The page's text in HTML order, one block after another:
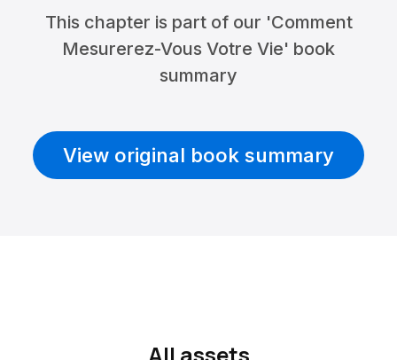
This chapter is part of our 'Comment
Mesurerez-Vous Votre Vie' book
summary
View original book summary